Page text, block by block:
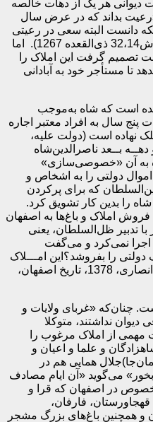
دیوانی هر یک از دهات خالصه
بداند که در عرض سال
دانست البته سعی در رعیتی
و زراعت می‌نماید» (وقایع اتفاقیه، ش32،14 ذی‌القعده 1267). اما
تصمیم گرفت این املاک را
تا مستأجر خود به آبادانی
است که شاه به‌موجب
سال به افراد معتبر اجاره
نهاده است (دولت علیه،
1279). اما دو دهــه بــعد ناصرالدین‌شاه
به آن «خصوصی‌سازی»
دولتی را به اشخاص و
که برای پرکردن
را بدین کار تشویق کرد.
املاک و باغ‌ها به اصفهان
تدبیر ظل‌السلطان، یعنی
اجرا نمی‌کرد و می‌گفت
را بفروشد؟این امـــلاک
اعـــتبار دولـــت اســــت» (جابری‌انصاری، 1378، تاریخ اصفهان،
چنان‌که «غربای ولایات و
نداشتند، متوکلا
مهمی از املاک مرغوب را
و علما و اعیان و
همایی هم در
می‌گوید «آن ایام مصادف
در اصفهان که قرا و
فارفان،
و همچنین باغ‌های بزرگ مشجر